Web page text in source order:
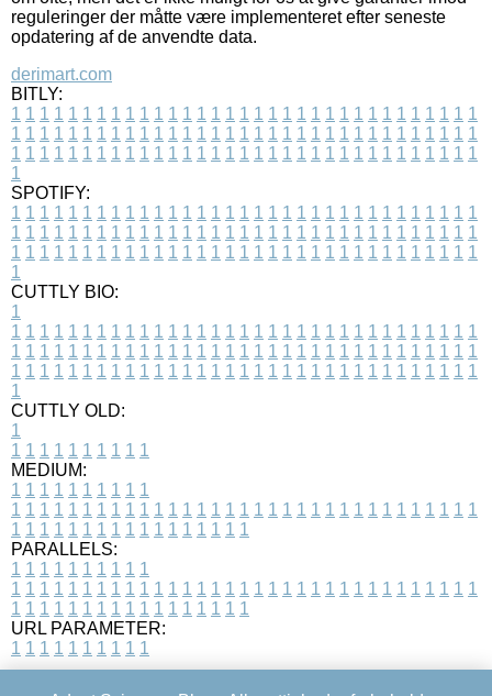
reguleringer der måtte være implementeret efter seneste
opdatering af de anvendte data.
derimart.com
BITLY:
1 1 1 1 1 1 1 1 1 1 1 1 1 1 1 1 1 1 1 1 1 1 1 1 1 1 1 1 1 1 1 1 1
1 1 1 1 1 1 1 1 1 1 1 1 1 1 1 1 1 1 1 1 1 1 1 1 1 1 1 1 1 1 1 1 1
1 1 1 1 1 1 1 1 1 1 1 1 1 1 1 1 1 1 1 1 1 1 1 1 1 1 1 1 1 1 1 1 1
1
SPOTIFY:
1 1 1 1 1 1 1 1 1 1 1 1 1 1 1 1 1 1 1 1 1 1 1 1 1 1 1 1 1 1 1 1 1
1 1 1 1 1 1 1 1 1 1 1 1 1 1 1 1 1 1 1 1 1 1 1 1 1 1 1 1 1 1 1 1 1
1 1 1 1 1 1 1 1 1 1 1 1 1 1 1 1 1 1 1 1 1 1 1 1 1 1 1 1 1 1 1 1 1
1
CUTTLY BIO:
1
1 1 1 1 1 1 1 1 1 1 1 1 1 1 1 1 1 1 1 1 1 1 1 1 1 1 1 1 1 1 1 1 1
1 1 1 1 1 1 1 1 1 1 1 1 1 1 1 1 1 1 1 1 1 1 1 1 1 1 1 1 1 1 1 1 1
1 1 1 1 1 1 1 1 1 1 1 1 1 1 1 1 1 1 1 1 1 1 1 1 1 1 1 1 1 1 1 1 1
1
CUTTLY OLD:
1
1 1 1 1 1 1 1 1 1 1
MEDIUM:
1 1 1 1 1 1 1 1 1 1
1 1 1 1 1 1 1 1 1 1 1 1 1 1 1 1 1 1 1 1 1 1 1 1 1 1 1 1 1 1 1 1 1
1 1 1 1 1 1 1 1 1 1 1 1 1 1 1 1 1
PARALLELS:
1 1 1 1 1 1 1 1 1 1
1 1 1 1 1 1 1 1 1 1 1 1 1 1 1 1 1 1 1 1 1 1 1 1 1 1 1 1 1 1 1 1 1
1 1 1 1 1 1 1 1 1 1 1 1 1 1 1 1 1
URL PARAMETER:
1 1 1 1 1 1 1 1 1 1